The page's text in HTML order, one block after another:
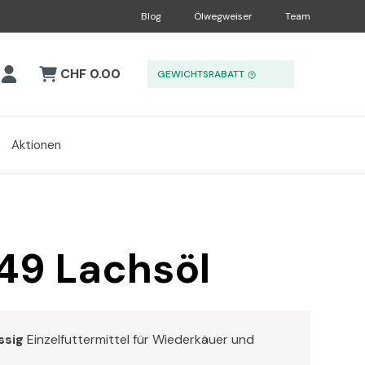
Blog Ölwegweiser Team
CHF 0.00 GEWICHTSRABATT
Aktionen
Lachsöl
Einzelfuttermittel für Wiederkäuer und